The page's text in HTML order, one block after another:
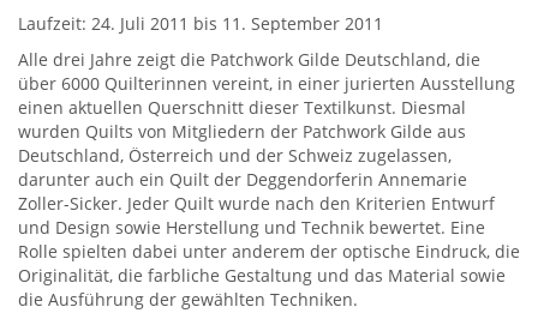
Laufzeit: 24. Juli 2011 bis 11. September 2011
Alle drei Jahre zeigt die Patchwork Gilde Deutschland, die
über 6000 Quilterinnen vereint, in einer jurierten Ausstellung
einen aktuellen Querschnitt dieser Textilkunst. Diesmal
wurden Quilts von Mitgliedern der Patchwork Gilde aus
Deutschland, Österreich und der Schweiz zugelassen,
darunter auch ein Quilt der Deggendorferin Annemarie
Zoller-Sicker. Jeder Quilt wurde nach den Kriterien Entwurf
und Design sowie Herstellung und Technik bewertet. Eine
Rolle spielten dabei unter anderem der optische Eindruck, die
Originalität, die farbliche Gestaltung und das Material sowie
die Ausführung der gewählten Techniken.